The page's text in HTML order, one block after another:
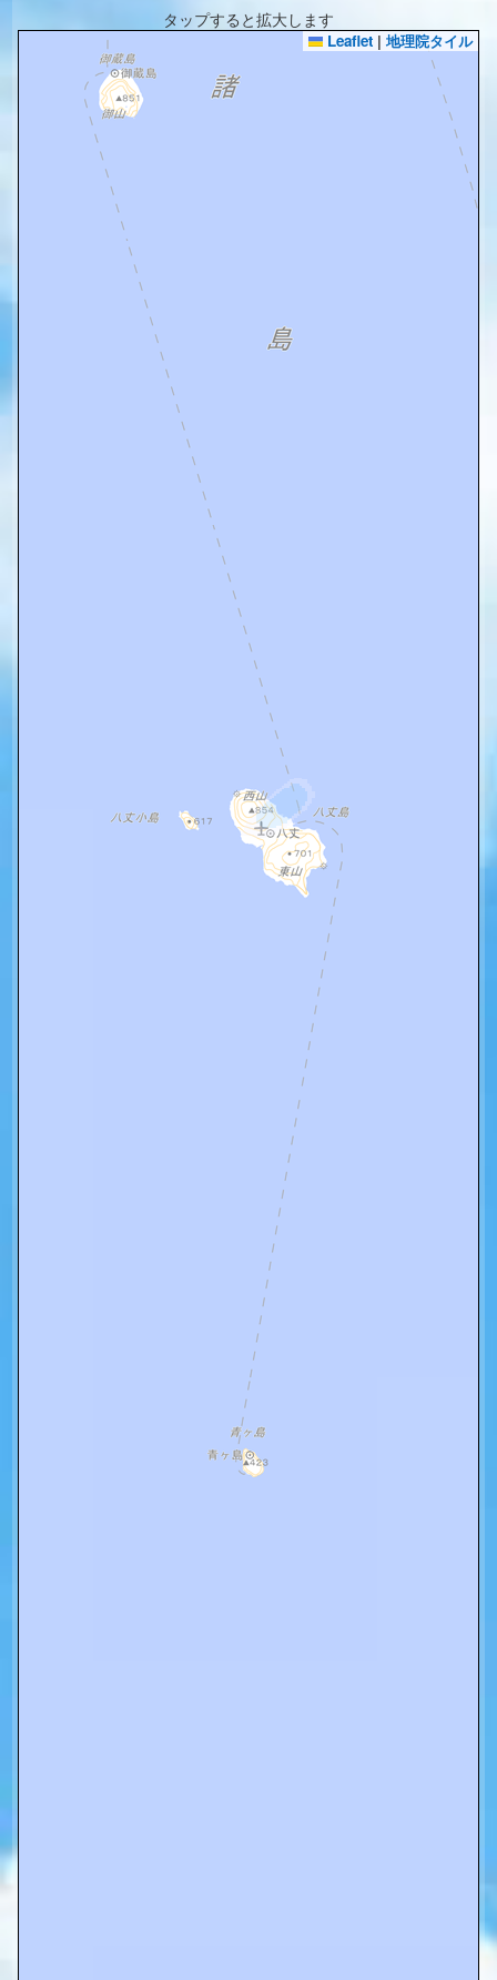
タップすると拡大します
Leaflet | 地理院タイル